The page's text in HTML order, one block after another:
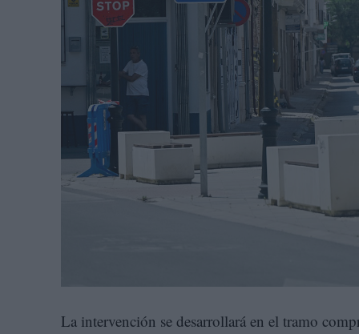
La intervención se desarrollará en el tramo